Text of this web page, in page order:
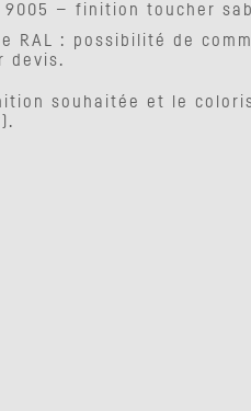
9005 — finition toucher
RAL : possibilité de
devis.
souhaitée et le